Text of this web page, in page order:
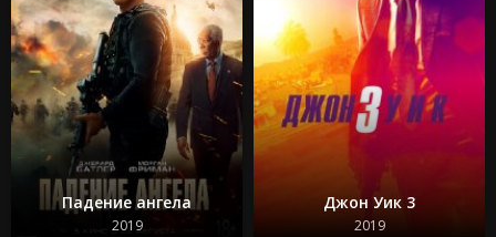
Падение ангела
2019
Джон Уик 3
2019